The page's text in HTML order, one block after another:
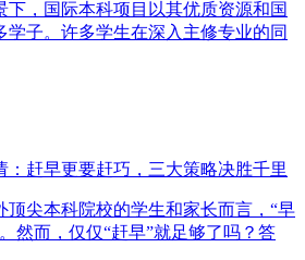
下，国际本科项目以其优质资源和国
学子。许多学生在深入主修专业的同
：赶早更要赶巧，三大策略决胜千里
顶尖本科院校的学生和家长而言，“早
然而，仅仅“赶早”就足够了吗？答